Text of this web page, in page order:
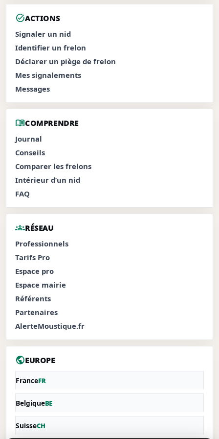
task_altACTIONS
Signaler un nid
Identifier un frelon
Déclarer un piège de frelon
Mes signalements
Messages
menu_bookCOMPRENDRE
Journal
Conseils
Comparer les frelons
Intérieur d’un nid
FAQ
groupsRÉSEAU
Professionnels
Tarifs Pro
Espace pro
Espace mairie
Référents
Partenaires
AlerteMoustique.fr
publicEUROPE
FranceFR
BelgiqueBE
SuisseCH